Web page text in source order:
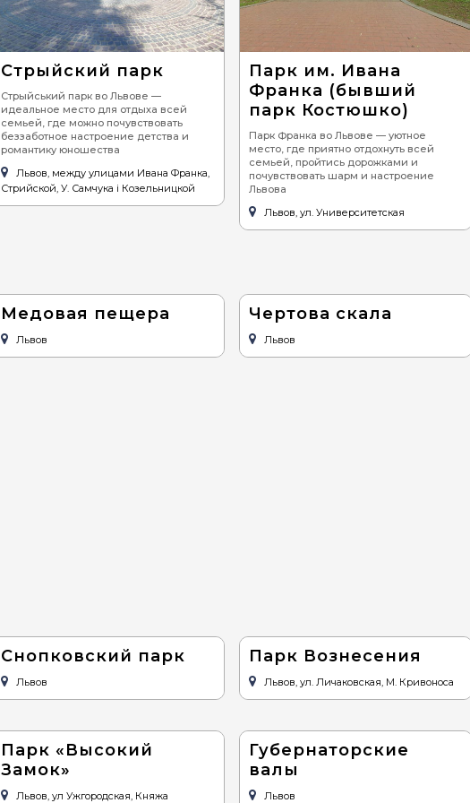
Пицца
Суши
Бургеры, сендвичи
Барбекю (шашлык,
гриль)
Стейки
Улитки
Устрицы
Средиземноморская
Вегетарианская
Детские кафе
Стрыйский парк
Стрыйський парк во Львове —
идеальное место для отдыха всей
семьей, где можно почувствовать
беззаботное настроение детства и
романтику юношества
Львов, между улицами Ивана Франка,
Стрийской, У. Самчука і Козельницкой
Парк им. Ивана
Франка (бывший
парк Костюшко)
Парк Франка во Львове — уютное
место, где приятно отдохнуть всей
семьей, пройтись дорожками и
почувствовать шарм и настроение
Львова
Львов, ул. Университетская
Медовая пещера
Львов
Чертова скала
Львов
Снопковский парк
Львов
Парк Вознесения
Львов, ул. Личаковская, М. Кривоноса
Парк «Высокий
Замок»
Львов, ул Ужгородская, Княжа
Губернаторские
валы
Львов